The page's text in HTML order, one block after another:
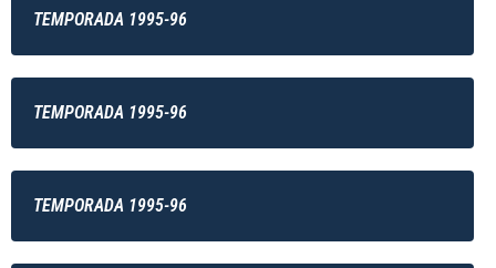
TEMPORADA 1995-96
TEMPORADA 1995-96
TEMPORADA 1995-96